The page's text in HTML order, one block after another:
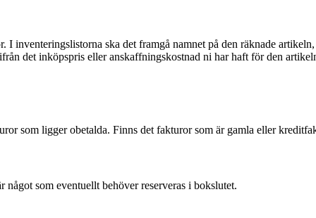
inventeringslistorna ska det framgå namnet på den räknade
det inköpspris eller anskaffningskostnad ni har haft för den
som ligger obetalda. Finns det fakturor som är gamla eller
som eventuellt behöver reserveras i bokslutet.